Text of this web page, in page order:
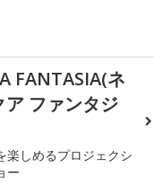
FANTASIA(ネ
ファンタジ
楽しめるプロジェクシ
ー